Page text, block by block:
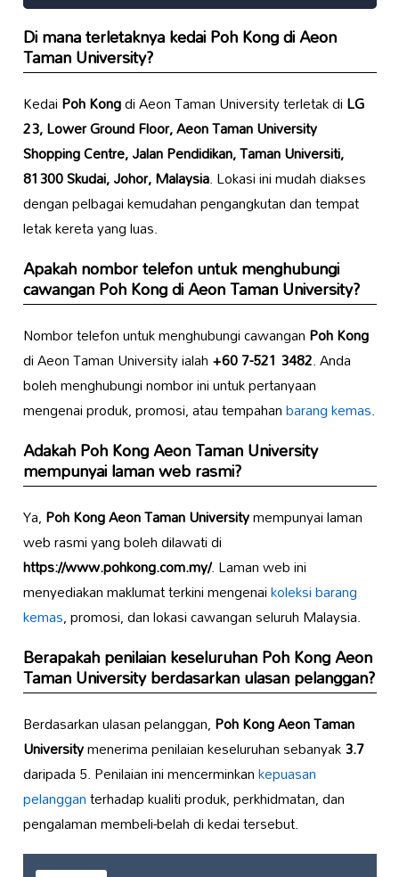
Di mana terletaknya kedai Poh Kong di Aeon
Taman University?
KedaiPoh Kongdi Aeon Taman University terletak diLG
23, Lower Ground Floor, Aeon Taman University
Shopping Centre, Jalan Pendidikan, Taman Universiti,
81300 Skudai, Johor, Malaysia. Lokasi ini mudah diakses
dengan pelbagai kemudahan pengangkutan dan tempat
letak kereta yang luas.
Apakah nombor telefon untuk menghubungi
cawangan Poh Kong di Aeon Taman University?
Nombor telefon untuk menghubungi cawanganPoh Kong
di Aeon Taman University ialah+60 7-521 3482. Anda
boleh menghubungi nombor ini untuk pertanyaan
mengenai produk, promosi, atau tempahanbarang kemas.
Adakah Poh Kong Aeon Taman University
mempunyai laman web rasmi?
Ya,Poh Kong Aeon Taman Universitymempunyai laman
web rasmi yang boleh dilawati di
https://www.pohkong.com.my/. Laman web ini
menyediakan maklumat terkini mengenaikoleksi barang
kemas, promosi, dan lokasi cawangan seluruh Malaysia.
Berapakah penilaian keseluruhan Poh Kong Aeon
Taman University berdasarkan ulasan pelanggan?
Berdasarkan ulasan pelanggan,Poh Kong Aeon Taman
Universitymenerima penilaian keseluruhan sebanyak3.7
daripada 5. Penilaian ini mencerminkankepuasan
pelangganterhadap kualiti produk, perkhidmatan, dan
pengalaman membeli-belah di kedai tersebut.